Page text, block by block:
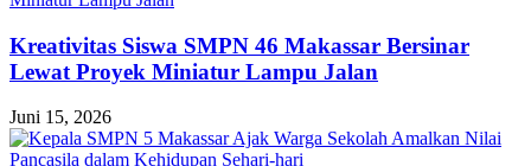
Kreativitas Siswa SMPN 46 Makassar Bersinar
Lewat Proyek Miniatur Lampu Jalan
Juni 15, 2026